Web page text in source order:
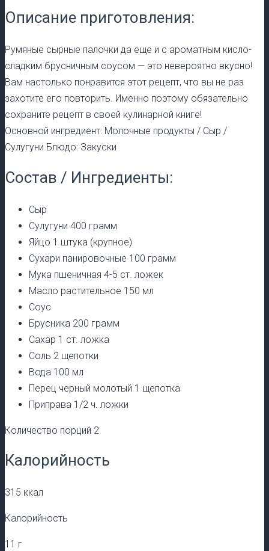
Описание приготовления:
Румяные сырные палочки да еще и с ароматным кисло-
сладким брусничным соусом — это невероятно вкусно!
Вам настолько понравится этот рецепт, что вы не раз
захотите его повторить. Именно поэтому обязательно
сохраните рецепт в своей кулинарной книге!
Основной ингредиент: Молочные продукты / Сыр /
Сулугуни Блюдо: Закуски
Состав / Ингредиенты:
Сыр
Сулугуни 400 грамм
Яйцо 1 штука (крупное)
Сухари панировочные 100 грамм
Мука пшеничная 4-5 ст. ложек
Масло растительное 150 мл
Соус
Брусника 200 грамм
Сахар 1 ст. ложка
Соль 2 щепотки
Вода 100 мл
Перец черный молотый 1 щепотка
Приправа 1/2 ч. ложки
Количество порций 2
Калорийность
315 ккал
Калорийность
11 г